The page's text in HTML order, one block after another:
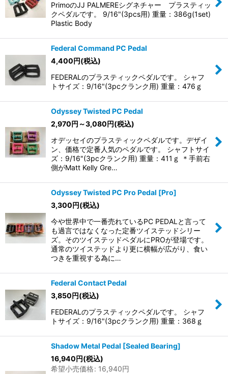
PrimoのJJ PALMEREシグネチャー プラスティッ
クペダルです。 9/16"(3pcs用) 重量：386g(1set)
Plastic Body
Federal Command PC Pedal
4,400円(税込)
FEDERALのプラスティックペダルです。 シャフ
トサイズ：9/16"(3pcクランク用) 重量：476ｇ
Odyssey Twisted PC Pedal
2,970円 ～3,080円(税込)
オデッセイのプラスティックペダルです。デザイ
ン、価格で定番人気のペダルです。 シャフトサイ
ズ：9/16"(3pcクランク用) 重量：411ｇ ＊手前右
側がMatt Kelly Gre…
Odyssey Twisted PC Pro Pedal [Pro]
3,300円(税込)
今や世界中で一番売れているPC PEDALと言って
も過言ではなくなった定番ツイステッドシリー
ズ。そのツイステッドペダルにPROが登場です。
通常のツイステッドより更に横幅が広がり、食い
つきを重視する為に…
Federal Contact Pedal
3,850円(税込)
FEDERALのプラスティックペダルです。 シャフ
トサイズ：9/16"(3pcクランク用) 重量：368ｇ
Shadow Metal Pedal [Sealed Bearing]
16,940円(税込)
希望小売価格: 16,940円